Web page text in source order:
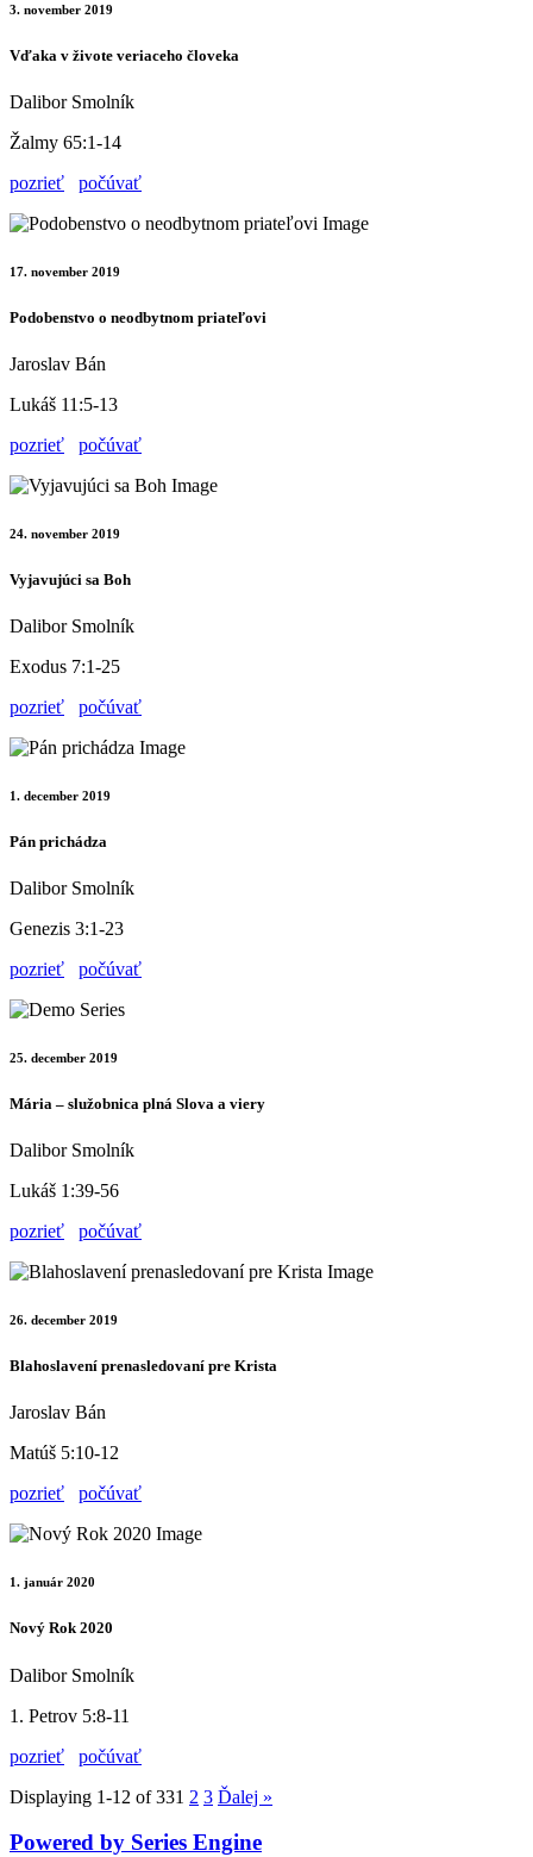
3. november 2019
Vďaka v živote veriaceho človeka
Dalibor Smolník
Žalmy 65:1-14
pozrieť
počúvať
17. november 2019
Podobenstvo o neodbytnom priateľovi
Jaroslav Bán
Lukáš 11:5-13
pozrieť
počúvať
24. november 2019
Vyjavujúci sa Boh
Dalibor Smolník
Exodus 7:1-25
pozrieť
počúvať
1. december 2019
Pán prichádza
Dalibor Smolník
Genezis 3:1-23
pozrieť
počúvať
25. december 2019
Mária – služobnica plná Slova a viery
Dalibor Smolník
Lukáš 1:39-56
pozrieť
počúvať
26. december 2019
Blahoslavení prenasledovaní pre Krista
Jaroslav Bán
Matúš 5:10-12
pozrieť
počúvať
1. január 2020
Nový Rok 2020
Dalibor Smolník
1. Petrov 5:8-11
pozrieť
počúvať
Displaying 1-12 of 331 2 3 Ďalej »
Powered by Series Engine